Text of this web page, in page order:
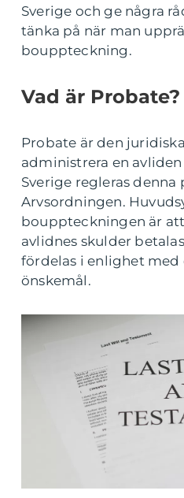
Sverige och ge några
tänka på när man
bouppteckning.
Vad är Probate?
Probate är den
administrera en
Sverige regleras denna
Arvsordningen.
bouppteckningen är
avlidnes skulder
fördelas i enlighet med
önskemål.